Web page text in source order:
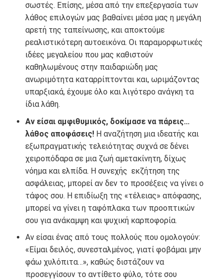
σωστές. Επίσης, μέσα από την επεξεργασία των
λάθος επιλογών μας βαθαίνει μέσα μας η μεγάλη
αρετή της ταπείνωσης, και αποκτούμε
ρεαλιστικότερη αυτοεικόνα. Οι παραμορφωτικές
ιδέες μεγαλείου που μας καθιστούν
καθηλωμένους στην παιδαριώδη μας
ανωριμότητα καταρρίπτονται και, ωριμάζοντας
υπαρξιακά, έχουμε όλο και λιγότερο ανάγκη τα
ίδια λάθη.
Αν είσαι αμφιθυμικός, δοκίμασε να πάρεις…
λάθος αποφάσεις!Η αναζήτηση μια ιδεατής και
εξωπραγματικής τελειότητας συχνά σε δένει
χειροπόδαρα σε μια ζωή αμετακίνητη, δίχως
νόημα και ελπίδα. Η συνεχής εκζήτηση της
ασφάλειας, μπορεί αν δεν το προσέξεις να γίνει ο
τάφος σου. Η επιδίωξη της «τέλειας» απόφασης,
μπορεί να γίνει η ταφόπλακα των προοπτικών
σου για ανάκαμψη και ψυχική καρποφορία.
Αν είσαι ένας από τους πολλούς που ομολογούν:
«Είμαι δειλός, συνεσταλμένος, γιατί φοβάμαι μην
φάω χυλόπιτα…», καθώς διστάζουν να
προσεγγίσουν το αντίθετο φύλο, τότε σου